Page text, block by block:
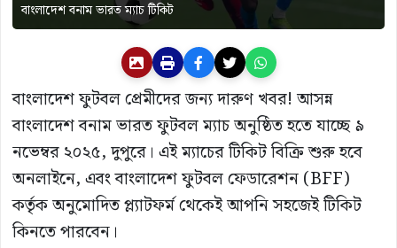
বাংলাদেশ বনাম ভারত ম্যাচ টিকিট
বাংলাদেশ ফুটবল প্রেমীদের জন্য দারুণ খবর! আসন্ন
বাংলাদেশ বনাম ভারত ফুটবল ম্যাচ অনুষ্ঠিত হতে যাচ্ছে ৯
নভেম্বর ২০২৫, দুপুরে। এই ম্যাচের টিকিট বিক্রি শুরু হবে
অনলাইনে, এবং বাংলাদেশ ফুটবল ফেডারেশন (BFF)
কর্তৃক অনুমোদিত প্ল্যাটফর্ম থেকেই আপনি সহজেই টিকিট
কিনতে পারবেন।